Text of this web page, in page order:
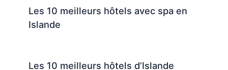
Les 10 meilleurs hôtels avec spa en
Islande
Les 10 meilleurs hôtels d’Islande